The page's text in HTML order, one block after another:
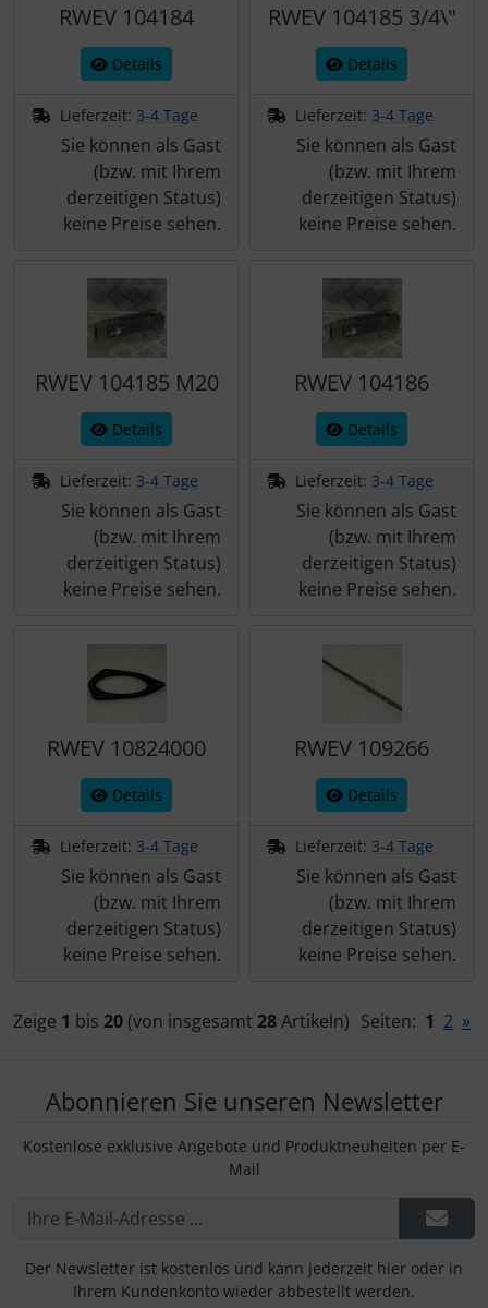
RWEV 104184
Details
Lieferzeit: 3-4 Tage
Sie können als Gast
(bzw. mit Ihrem
derzeitigen Status)
keine Preise sehen.
RWEV 104185 3/4\"
Details
Lieferzeit: 3-4 Tage
Sie können als Gast
(bzw. mit Ihrem
derzeitigen Status)
keine Preise sehen.
RWEV 104185 M20
Details
Lieferzeit: 3-4 Tage
Sie können als Gast
(bzw. mit Ihrem
derzeitigen Status)
keine Preise sehen.
RWEV 104186
Details
Lieferzeit: 3-4 Tage
Sie können als Gast
(bzw. mit Ihrem
derzeitigen Status)
keine Preise sehen.
RWEV 10824000
Details
Lieferzeit: 3-4 Tage
Sie können als Gast
(bzw. mit Ihrem
derzeitigen Status)
keine Preise sehen.
RWEV 109266
Details
Lieferzeit: 3-4 Tage
Sie können als Gast
(bzw. mit Ihrem
derzeitigen Status)
keine Preise sehen.
Zeige 1 bis 20 (von insgesamt 28Artikeln) Seiten: 1 2 »
Abonnieren Sie unseren Newsletter
Kostenlose exklusive Angebote und Produktneuheiten per E-
Mail
Der Newsletter ist kostenlos und kann jederzeit hier oder in
Ihrem Kundenkonto wieder abbestellt werden.